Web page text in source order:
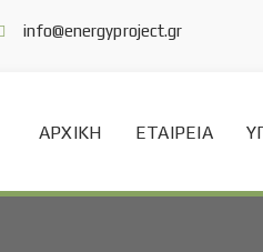
info@energyproject.gr
ΑΡΧΙΚΉ ΕΤΑΙΡΕΊΑ